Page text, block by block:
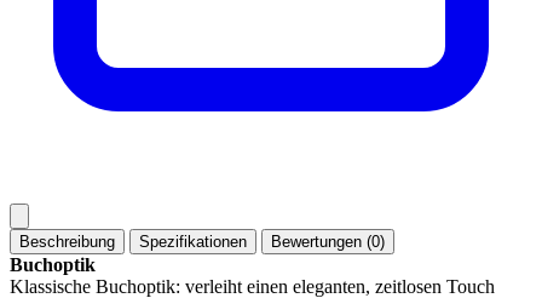
Beschreibung Spezifikationen Bewertungen (0)
Buchoptik
Klassische Buchoptik: verleiht einen eleganten, zeitlosen Touch